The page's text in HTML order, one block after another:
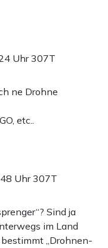
Uhr307T
ne Drohne
etc..
Uhr307T
Sind ja
im Land
„Drohnen-